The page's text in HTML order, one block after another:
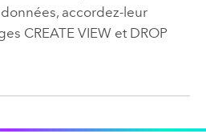
accordez-leur
CREATE VIEW et DROP